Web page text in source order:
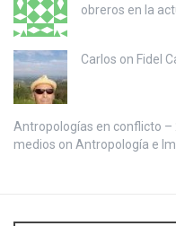
obreros en la
Carlos on Fidel
Antropologías en conflicto –
medios on Antropología e